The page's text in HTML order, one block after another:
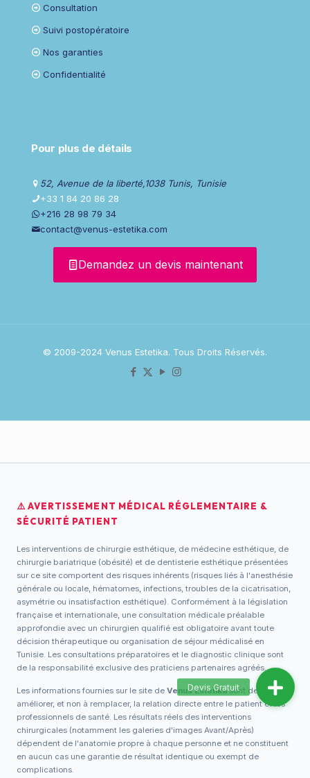
Consultation
Suivi postopératoire
Nos garanties
Confidentialité
Pour plus de détails
52, Avenue de la liberté,1038 Tunis, Tunisie
+33 1 84 20 86 28
+216 28 98 79 34
contact@venus-estetika.com
Demandez un devis maintenant
© 2009-2024 Venus Estetika. Tous Droits Réservés.
⚠️ AVERTISSEMENT MÉDICAL RÉGLEMENTAIRE &
SÉCURITÉ PATIENT
Les interventions de chirurgie esthétique, de médecine esthétique, de
chirurgie bariatrique (obésité) et de dentisterie esthétique présentées
sur ce site comportent des risques inhérents (risques liés à l'anesthésie
générale ou locale, hématomes, infections, troubles de la cicatrisation,
asymétrie ou insatisfaction esthétique). Conformément à la législation
française et internationale, une consultation médicale préalable
approfondie avec un chirurgien qualifié est obligatoire avant toute
décision thérapeutique ou organisation de séjour médicalisé en
Tunisie. Les consultations préparatoires et le diagnostic clinique sont
de la responsabilité exclusive des praticiens partenaires agréés.
Les informations fournies sur le site de Venus Estetikasont destinées à
améliorer, et non à remplacer, la relation directe entre le patient et les
professionnels de santé. Les résultats réels des interventions
chirurgicales (notamment les galeries d'images Avant/Après)
dépendent de l'anatomie propre à chaque personne et ne constituent
en aucun cas une garantie de résultat identique ou exempt de
complications.